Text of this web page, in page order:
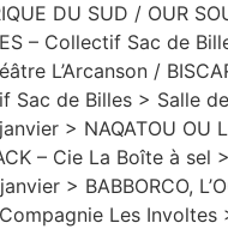
DU SUD / OUR
– Collectif Sac de
L’Arcanson /
Sac de Billes > Salle
> NAQATOU OU
– Cie La Boîte à sel
> BABBORCO,
Les